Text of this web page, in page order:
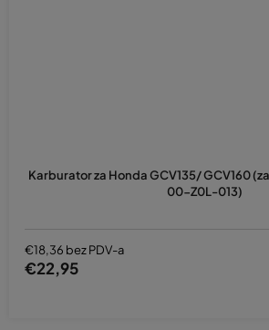
Karburator za Honda GCV135/ GCV160
00-Z0L-013)
€18,36 bez PDV-a
€22,95